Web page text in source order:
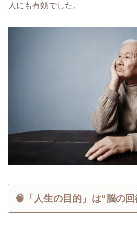
人にも有効でした。
🧠「人生の目的」は“脳の